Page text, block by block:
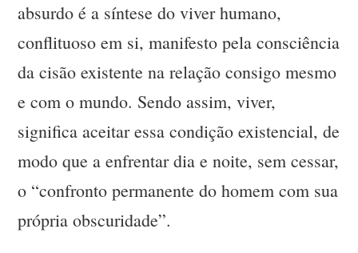
absurdo é a síntese do viver humano,
conflituoso em si, manifesto pela consciência
da cisão existente na relação consigo mesmo
e com o mundo. Sendo assim, viver,
significa aceitar essa condição existencial, de
modo que a enfrentar dia e noite, sem cessar,
o “confronto permanente do homem com sua
própria obscuridade”.